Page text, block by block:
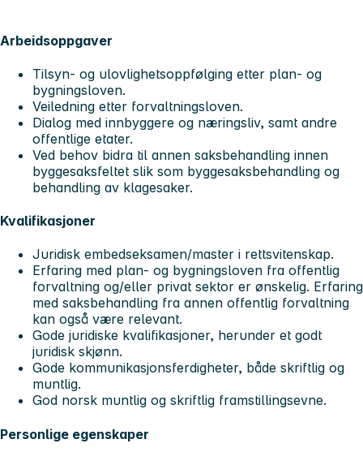
Arbeidsoppgaver
Tilsyn- og ulovlighetsoppfølging etter plan- og
bygningsloven.
Veiledning etter forvaltningsloven.
Dialog med innbyggere og næringsliv, samt andre
offentlige etater.
Ved behov bidra til annen saksbehandling innen
byggesaksfeltet slik som byggesaksbehandling og
behandling av klagesaker.
Kvalifikasjoner
Juridisk embedseksamen/master i rettsvitenskap.
Erfaring med plan- og bygningsloven fra offentlig
forvaltning og/eller privat sektor er ønskelig. Erfaring
med saksbehandling fra annen offentlig forvaltning
kan også være relevant.
Gode juridiske kvalifikasjoner, herunder et godt
juridisk skjønn.
Gode kommunikasjonsferdigheter, både skriftlig og
muntlig.
God norsk muntlig og skriftlig framstillingsevne.
Personlige egenskaper